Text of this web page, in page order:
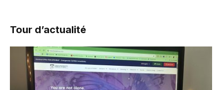
Tour d’actualité